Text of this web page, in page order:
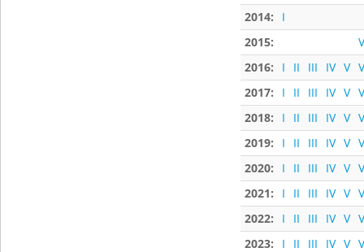
2014:
I
2015:
2016:
I II III IV V
2017:
I II III IV V
2018:
I II III IV V
2019:
I II III IV V
2020:
I II III IV V
2021:
I II III IV V
2022:
I II III IV V
2023:
I II III IV V